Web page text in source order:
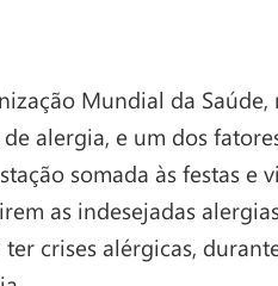
Mundial da Saúde,
alergia, e um dos
somada às festas e
as indesejadas
crises alérgicas,